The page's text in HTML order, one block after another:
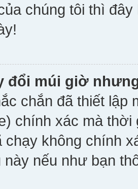
chúng tôi thì
đổi múi giờ
chắn đã thiết lập
chính xác mà
chạy không chính
này nếu như bạn